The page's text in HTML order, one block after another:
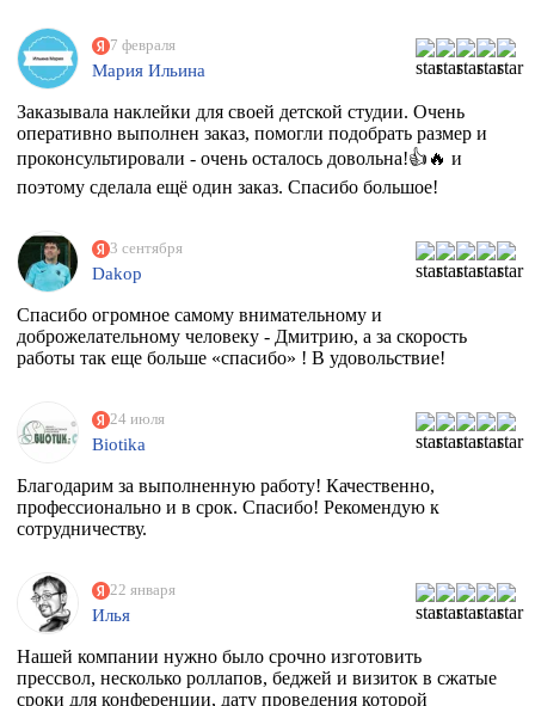
7 февраля
Мария Ильина
Заказывала наклейки для своей детской студии. Очень
оперативно выполнен заказ, помогли подобрать размер и
проконсультировали - очень осталось довольна!👍🔥 и
поэтому сделала ещё один заказ. Спасибо большое!
3 сентября
Dakop
Спасибо огромное самому внимательному и
доброжелательному человеку - Дмитрию, а за скорость
работы так еще больше «спасибо» ! В удовольствие!
24 июля
Biotika
Благодарим за выполненную работу! Качественно,
профессионально и в срок. Спасибо! Рекомендую к
сотрудничеству.
22 января
Илья
Нашей компании нужно было срочно изготовить
прессвол, несколько роллапов, беджей и визиток в сжатые
сроки для конференции, дату проведения которой